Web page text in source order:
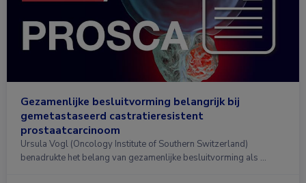
Gezamenlijke besluitvorming belangrijk bij
gemetastaseerd castratieresistent
prostaatcarcinoom
Ursula Vogl (Oncology Institute of Southern Switzerland)
benadrukte het belang van gezamenlijke besluitvorming als …